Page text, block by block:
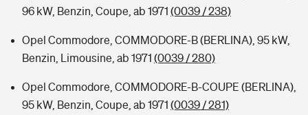
96 kW, Benzin, Coupe, ab 1971 (0039 / 238)
Opel Commodore, COMMODORE-B (BERLINA), 95 kW,
Benzin, Limousine, ab 1971 (0039 / 280)
Opel Commodore, COMMODORE-B-COUPE (BERLINA),
95 kW, Benzin, Coupe, ab 1971 (0039 / 281)